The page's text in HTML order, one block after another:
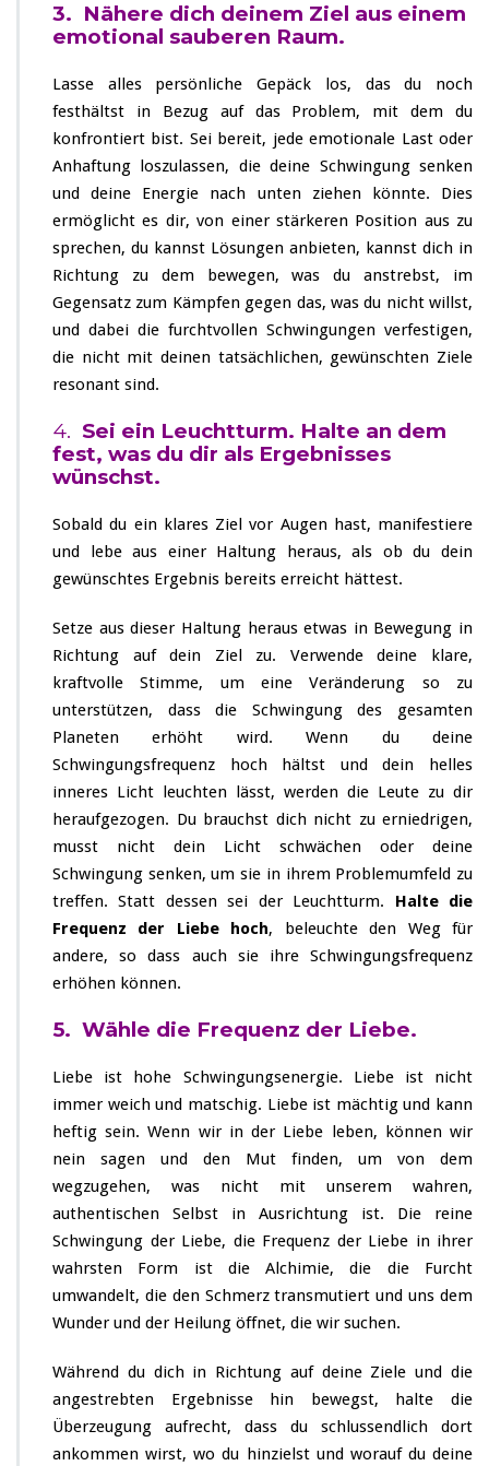
3. Nähere dich deinem Ziel aus einem
emotional sauberen Raum.
Lasse alles persönliche Gepäck los, das du noch
festhältst in Bezug auf das Problem, mit dem du
konfrontiert bist. Sei bereit, jede emotionale Last oder
Anhaftung loszulassen, die deine Schwingung senken
und deine Energie nach unten ziehen könnte. Dies
ermöglicht es dir, von einer stärkeren Position aus zu
sprechen, du kannst Lösungen anbieten, kannst dich in
Richtung zu dem bewegen, was du anstrebst, im
Gegensatz zum Kämpfen gegen das, was du nicht willst,
und dabei die furchtvollen Schwingungen verfestigen,
die nicht mit deinen tatsächlichen, gewünschten Ziele
resonant sind.
4. Sei ein Leuchtturm. Halte an dem
fest, was du dir als Ergebnisses
wünschst.
Sobald du ein klares Ziel vor Augen hast, manifestiere
und lebe aus einer Haltung heraus, als ob du dein
gewünschtes Ergebnis bereits erreicht hättest.
Setze aus dieser Haltung heraus etwas in Bewegung in
Richtung auf dein Ziel zu. Verwende deine klare,
kraftvolle Stimme, um eine Veränderung so zu
unterstützen, dass die Schwingung des gesamten
Planeten erhöht wird. Wenn du deine
Schwingungsfrequenz hoch hältst und dein helles
inneres Licht leuchten lässt, werden die Leute zu dir
heraufgezogen. Du brauchst dich nicht zu erniedrigen,
musst nicht dein Licht schwächen oder deine
Schwingung senken, um sie in ihrem Problemumfeld zu
treffen. Statt dessen sei der Leuchtturm. Halte die
Frequenz der Liebe hoch, beleuchte den Weg für
andere, so dass auch sie ihre Schwingungsfrequenz
erhöhen können.
5. Wähle die Frequenz der Liebe.
Liebe ist hohe Schwingungsenergie. Liebe ist nicht
immer weich und matschig. Liebe ist mächtig und kann
heftig sein. Wenn wir in der Liebe leben, können wir
nein sagen und den Mut finden, um von dem
wegzugehen, was nicht mit unserem wahren,
authentischen Selbst in Ausrichtung ist. Die reine
Schwingung der Liebe, die Frequenz der Liebe in ihrer
wahrsten Form ist die Alchimie, die die Furcht
umwandelt, die den Schmerz transmutiert und uns dem
Wunder und der Heilung öffnet, die wir suchen.
Während du dich in Richtung auf deine Ziele und die
angestrebten Ergebnisse hin bewegst, halte die
Überzeugung aufrecht, dass du schlussendlich dort
ankommen wirst, wo du hinzielst und worauf du deine